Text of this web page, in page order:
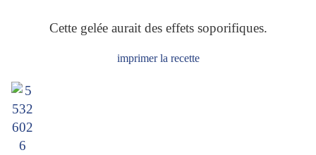
Cette gelée aurait des effets soporifiques.
imprimer la recette